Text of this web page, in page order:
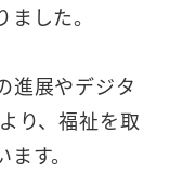
した。
進展やデジタ
り、福祉を取
す。